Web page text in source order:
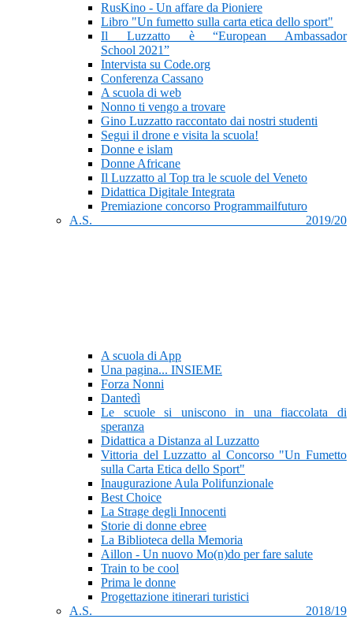
RusKino - Un affare da Pioniere
Libro "Un fumetto sulla carta etica dello sport"
Il Luzzatto è “European Ambassador
School 2021”
Intervista su Code.org
Conferenza Cassano
A scuola di web
Nonno ti vengo a trovare
Gino Luzzatto raccontato dai nostri studenti
Segui il drone e visita la scuola!
Donne e islam
Donne Africane
Il Luzzatto al Top tra le scuole del Veneto
Didattica Digitale Integrata
Premiazione concorso Programmailfuturo
A.S. 2019/20
A scuola di App
Una pagina... INSIEME
Forza Nonni
Dantedì
Le scuole si uniscono in una fiaccolata di
speranza
Didattica a Distanza al Luzzatto
Vittoria del Luzzatto al Concorso "Un Fumetto
sulla Carta Etica dello Sport"
Inaugurazione Aula Polifunzionale
Best Choice
La Strage degli Innocenti
Storie di donne ebree
La Biblioteca della Memoria
Aillon - Un nuovo Mo(n)do per fare salute
Train to be cool
Prima le donne
Progettazione itinerari turistici
A.S. 2018/19